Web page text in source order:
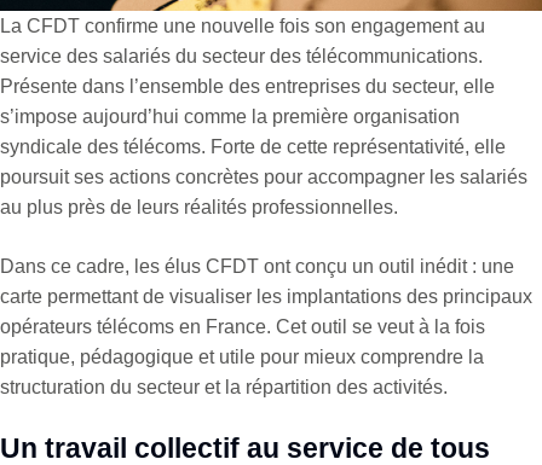
La CFDT confirme une nouvelle fois son engagement au
service des salariés du secteur des télécommunications.
Présente dans l’ensemble des entreprises du secteur, elle
s’impose aujourd’hui comme la première organisation
syndicale des télécoms. Forte de cette représentativité, elle
poursuit ses actions concrètes pour accompagner les salariés
au plus près de leurs réalités professionnelles.
Dans ce cadre, les élus CFDT ont conçu un outil inédit : une
carte permettant de visualiser les implantations des principaux
opérateurs télécoms en France. Cet outil se veut à la fois
pratique, pédagogique et utile pour mieux comprendre la
structuration du secteur et la répartition des activités.
Un travail collectif au service de tous